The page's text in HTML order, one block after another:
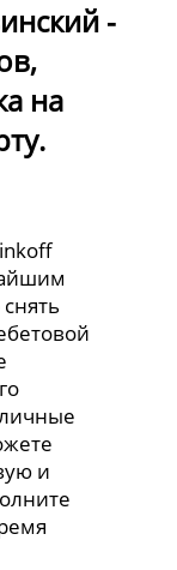
-
на
и